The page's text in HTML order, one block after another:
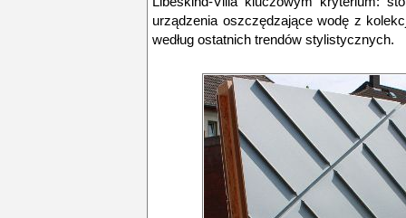
urządzenia oszczędzające wodę z
według ostatnich trendów stylistycznych.